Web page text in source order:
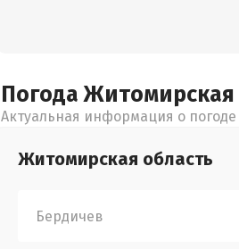
Погода Житомирская
Актуальная информация о
Житомирская область
Бердичев